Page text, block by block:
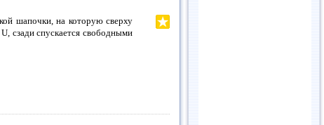
шапочки, на которую сверху
сзади спускается свободными